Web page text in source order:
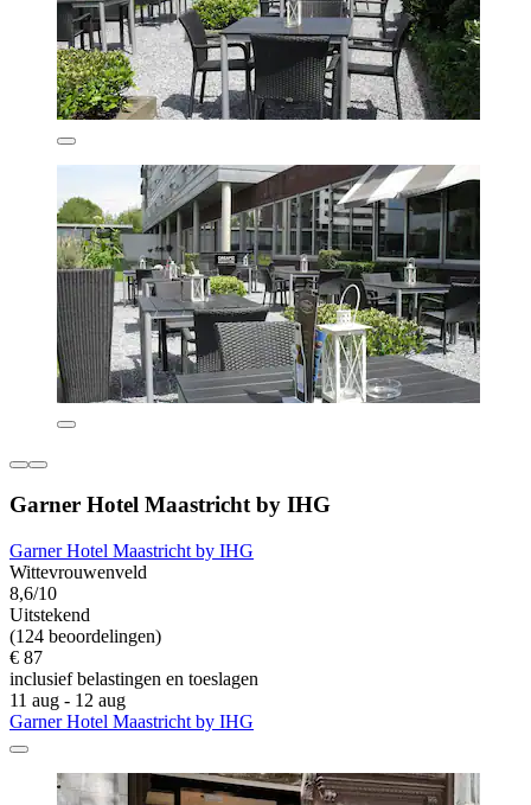
Garner Hotel Maastricht by IHG
Garner Hotel Maastricht by IHG
Wittevrouwenveld
8,6/10
Uitstekend
(124 beoordelingen)
€ 87
inclusief belastingen en toeslagen
11 aug - 12 aug
Garner Hotel Maastricht by IHG